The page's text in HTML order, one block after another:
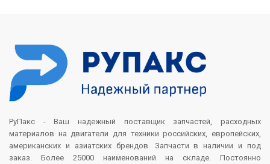
РуПакс - Ваш надежный поставщик запчастей, расходных
материалов на двигатели для техники российских, европейских,
американских и азиатских брендов. Запчасти в наличии и под
заказ. Более 25000 наименований на складе. Постоянно